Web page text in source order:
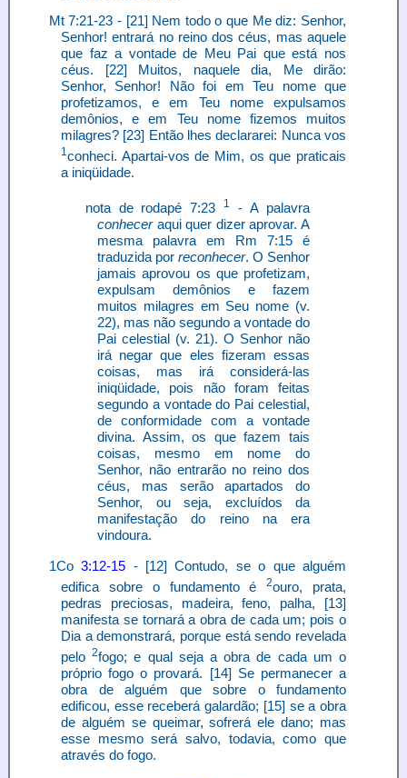
Mt 7:21-23 - [21] Nem todo o que Me diz: Senhor,
Senhor! entrará no reino dos céus, mas aquele
que faz a vontade de Meu Pai que está nos
céus. [22] Muitos, naquele dia, Me dirão:
Senhor, Senhor! Não foi em Teu nome que
profetizamos, e em Teu nome expulsamos
demônios, e em Teu nome fizemos muitos
milagres? [23] Então lhes declararei: Nunca vos
1conheci. Apartai-vos de Mim, os que praticais
a iniqüidade.
nota de rodapé 7:23 1
- A palavra
conheceraqui quer dizer aprovar. A
mesma palavra em Rm 7:15 é
traduzida por reconhecer. O Senhor
jamais aprovou os que profetizam,
expulsam demônios e fazem
muitos milagres em Seu nome (v.
22), mas não segundo a vontade do
Pai celestial (v. 21). O Senhor não
irá negar que eles fizeram essas
coisas, mas irá considerá-las
iniqüidade, pois não foram feitas
segundo a vontade do Pai celestial,
de conformidade com a vontade
divina. Assim, os que fazem tais
coisas, mesmo em nome do
Senhor, não entrarão no reino dos
céus, mas serão apartados do
Senhor, ou seja, excluídos da
manifestação do reino na era
vindoura.
1Co3:12-15 - [12] Contudo, se o que alguém
edifica sobre o fundamento é2ouro, prata,
pedras preciosas, madeira, feno, palha, [13]
manifesta se tornará a obra de cada um; pois o
Dia a demonstrará, porque está sendo revelada
pelo2fogo; e qual seja a obra de cada um o
próprio fogo o provará. [14] Se permanecer a
obra de alguém que sobre o fundamento
edificou, esse receberá galardão; [15] se a obra
de alguém se queimar, sofrerá ele dano; mas
esse mesmo será salvo, todavia, como que
através do fogo.